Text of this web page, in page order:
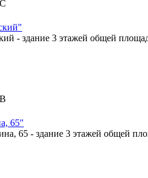
- здание 3 этажей общей
65"
65 - здание 3 этажей общей